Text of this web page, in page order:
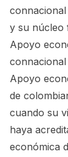
y su núcleo
Apoyo
Apoyo
de
cuando su
haya
económica